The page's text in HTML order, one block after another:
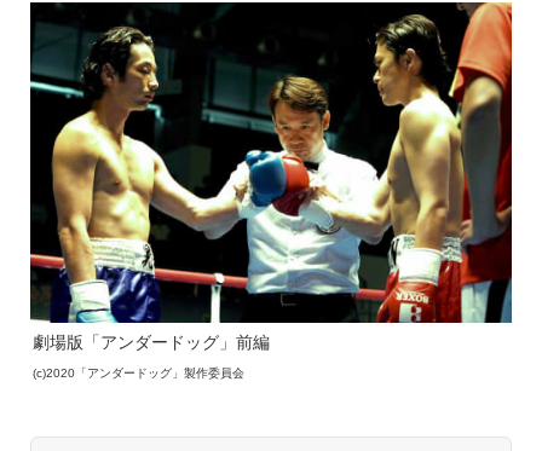
劇場版「アンダードッグ」前編
(c)2020「アンダードッグ」製作委員会